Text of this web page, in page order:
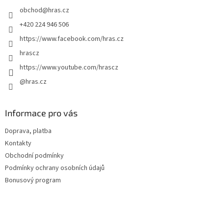
obchod@hras.cz
+420 224 946 506
https://www.facebook.com/hras.cz
hrascz
https://www.youtube.com/hrascz
@hras.cz
Informace pro vás
Doprava, platba
Kontakty
Obchodní podmínky
Podmínky ochrany osobních údajů
Bonusový program